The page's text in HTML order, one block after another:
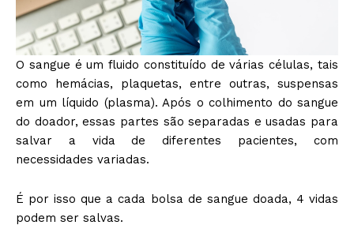
O sangue é um fluido constituído de várias células, tais
como hemácias, plaquetas, entre outras, suspensas
em um líquido (plasma). Após o colhimento do sangue
do doador, essas partes são separadas e usadas para
salvar a vida de diferentes pacientes, com
necessidades variadas.
É por isso que a cada bolsa de sangue doada, 4 vidas
podem ser salvas.